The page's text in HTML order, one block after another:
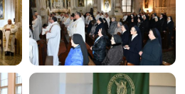
Image